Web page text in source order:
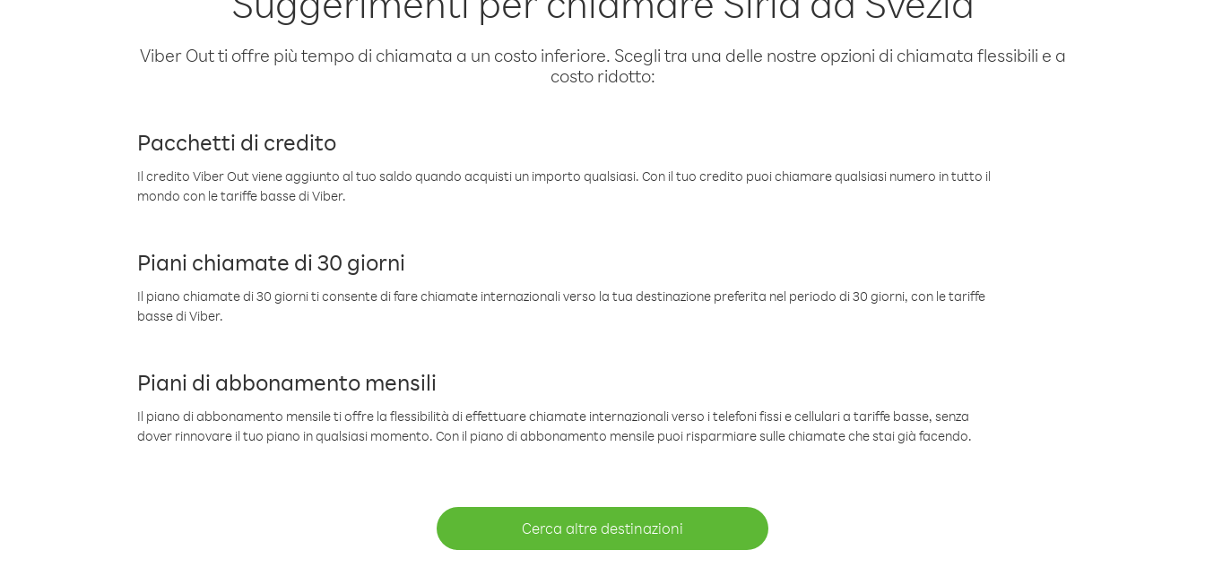
Viber Out ti offre più tempo di chiamata a un costo inferiore. Scegli tra una delle nostre opzioni di chiamata flessibili e a
costo ridotto:
Pacchetti di credito
Il credito Viber Out viene aggiunto al tuo saldo quando acquisti un importo qualsiasi. Con il tuo credito puoi chiamare qualsiasi numero in tutto il
mondo con le tariffe basse di Viber.
Piani chiamate di 30 giorni
Il piano chiamate di 30 giorni ti consente di fare chiamate internazionali verso la tua destinazione preferita nel periodo di 30 giorni, con le tariffe
basse di Viber.
Piani di abbonamento mensili
Il piano di abbonamento mensile ti offre la flessibilità di effettuare chiamate internazionali verso i telefoni fissi e cellulari a tariffe basse, senza
dover rinnovare il tuo piano in qualsiasi momento. Con il piano di abbonamento mensile puoi risparmiare sulle chiamate che stai già facendo.
Cerca altre destinazioni